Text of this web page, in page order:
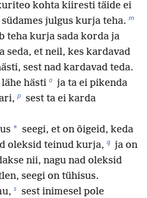
kohta kiiresti täide ei
julgus kurja teha. m
teha kurja sada korda ja
seda, et neil, kes kardavad
sest nad kardavad teda.
hästi o ja ta ei pikenda
p sest ta ei karda
* seegi, et on õigeid, keda
oleksid teinud kurja, q ja on
nii, nagu nad oleksid
seegi on tühisus.
s sest inimesel pole